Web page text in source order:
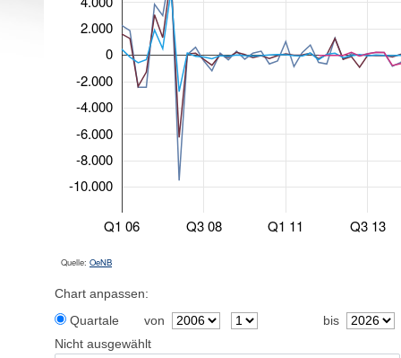
Q1 06 Q3 08 Q1 11 Q3 13
-10.000
-8.000
-6.000
-4.000
-2.000
0
2.000
Quelle: OeNB
Chart anpassen:
Quartale
von
bis
Nicht ausgewählt